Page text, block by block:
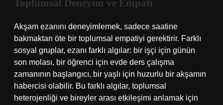
Toplumsal Deneyim ve Empati
Akşam ezanını deneyimlemek, sadece saatine
bakmaktan öte bir toplumsal empatiyi gerektirir. Farklı
sosyal gruplar, ezanı farklı algılar: bir işçi için günün
son molası, bir öğrenci için evde ders çalışma
zamanının başlangıcı, bir yaşlı için huzurlu bir akşamın
habercisi olabilir. Bu farklı algılar, toplumsal
heterojenliği ve bireyler arası etkileşimi anlamak için